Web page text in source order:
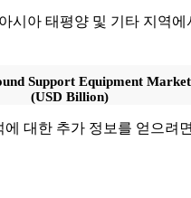
시아 태평양 및 기타 지역에
Support Equipment Market
(USD Billion)
에 대한 추가 정보를 얻으려